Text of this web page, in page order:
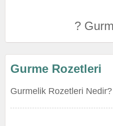
?
Gurme Rozetleri
Gurmelik Rozetleri